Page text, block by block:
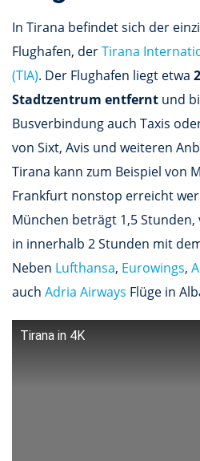
In Tirana befindet sich der
Flughafen, derTirana
(TIA). Der Flughafen liegt etwa
Stadtzentrum entfernt und
Busverbindung auch Taxis
von Sixt, Avis und weiteren
Tirana kann zum Beispiel von
Frankfurt nonstop erreicht
München beträgt 1,5
in innerhalb 2 Stunden mit
Neben Lufthansa, Eurowings,
auch Adria Airways Flüge in
Tirana in 4K